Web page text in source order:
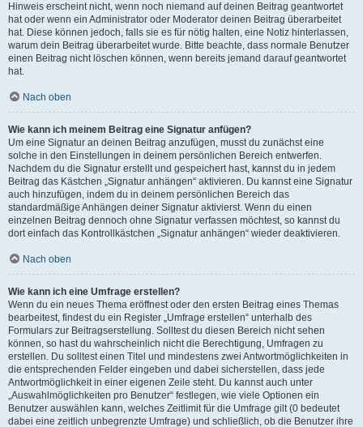
Hinweis erscheint nicht, wenn noch niemand auf deinen Beitrag geantwortet
hat oder wenn ein Administrator oder Moderator deinen Beitrag überarbeitet
hat. Diese können jedoch, falls sie es für nötig halten, eine Notiz hinterlassen,
warum dein Beitrag überarbeitet wurde. Bitte beachte, dass normale Benutzer
einen Beitrag nicht löschen können, wenn bereits jemand darauf geantwortet
hat.
Nach oben
Wie kann ich meinem Beitrag eine Signatur anfügen?
Um eine Signatur an deinen Beitrag anzufügen, musst du zunächst eine
solche in den Einstellungen in deinem persönlichen Bereich entwerfen.
Nachdem du die Signatur erstellt und gespeichert hast, kannst du in jedem
Beitrag das Kästchen „Signatur anhängen“ aktivieren. Du kannst eine Signatur
auch hinzufügen, indem du in deinem persönlichen Bereich das
standardmäßige Anhängen deiner Signatur aktivierst. Wenn du einen
einzelnen Beitrag dennoch ohne Signatur verfassen möchtest, so kannst du
dort einfach das Kontrollkästchen „Signatur anhängen“ wieder deaktivieren.
Nach oben
Wie kann ich eine Umfrage erstellen?
Wenn du ein neues Thema eröffnest oder den ersten Beitrag eines Themas
bearbeitest, findest du ein Register „Umfrage erstellen“ unterhalb des
Formulars zur Beitragserstellung. Solltest du diesen Bereich nicht sehen
können, so hast du wahrscheinlich nicht die Berechtigung, Umfragen zu
erstellen. Du solltest einen Titel und mindestens zwei Antwortmöglichkeiten in
die entsprechenden Felder eingeben und dabei sicherstellen, dass jede
Antwortmöglichkeit in einer eigenen Zeile steht. Du kannst auch unter
„Auswahlmöglichkeiten pro Benutzer“ festlegen, wie viele Optionen ein
Benutzer auswählen kann, welches Zeitlimit für die Umfrage gilt (0 bedeutet
dabei eine zeitlich unbegrenzte Umfrage) und schließlich, ob die Benutzer ihre